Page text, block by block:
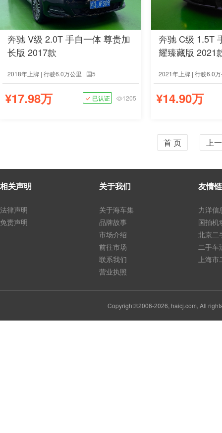
奔驰 V级 2.0T 手自一体 尊贵加
长版 2017款
2018年上牌 | 行驶6.0万公里 | 国5
¥17.98万 已认证 1205
奔驰 C级 1.5T
耀臻藏版 2021
2021年上牌 | 行驶6.0
¥14.90万
首 页 上
相关声明
法律声明
免责声明
关于我们
关于海车集
品牌故事
市场介绍
前往市场
联系我们
营业执照
友情
力洋信
国拍机
北京二
二手车
上海
Copyright©2006-2026, haicj.com, All